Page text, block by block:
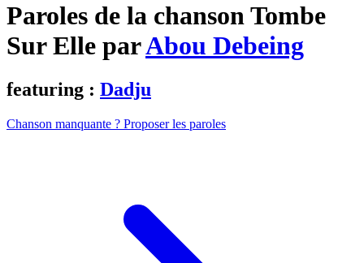
Paroles de la chanson Tombe
Sur Elle parAbou Debeing
featuring : Dadju
Chanson manquante ? Proposer les paroles